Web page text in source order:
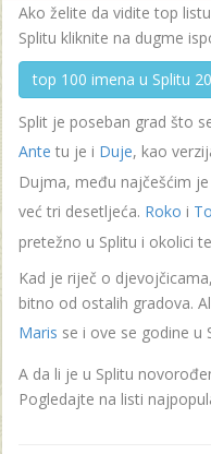
Ako želite da vidite top
Splitu kliknite na dugme
top 100 imena u Splitu
Split je poseban grad što
Ante tu je i Duje, kao
Dujma, među najčešćim
već tri desetljeća. Roko i
pretežno u Splitu i okolici
Kad je riječ o
bitno od ostalih gradova.
Maris se i ove se godine u
A da li je u Splitu
Pogledajte na listi